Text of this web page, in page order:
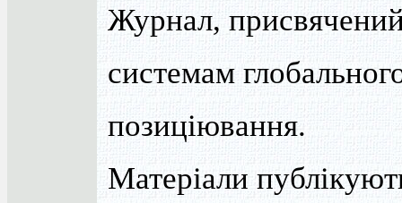
Журнал,
системам
позиціювання.
Матеріали